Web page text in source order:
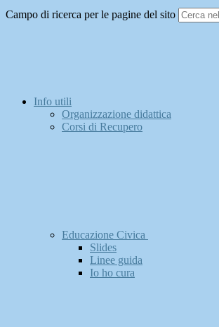
Campo di ricerca per le pagine del sito
Info utili
Organizzazione didattica
Corsi di Recupero
Educazione Civica
Slides
Linee guida
Io ho cura